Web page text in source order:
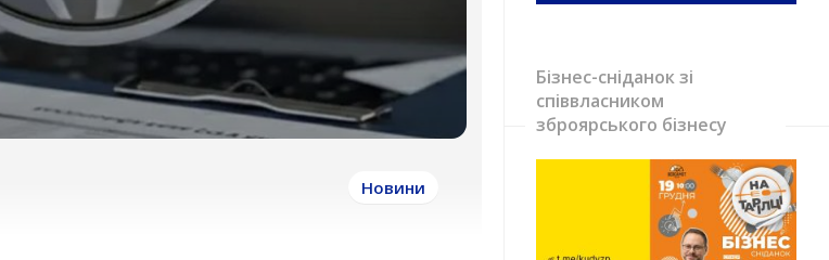
Новини
Бізнес-сніданок зі
співвласником
зброярського бізнесу